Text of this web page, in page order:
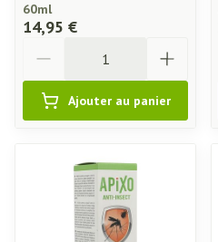
60ml
14,95 €
Ajouter au panier